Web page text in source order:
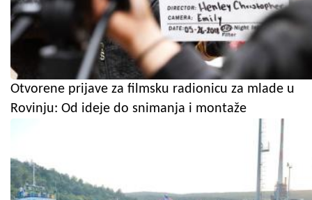
Otvorene prijave za filmsku radionicu za mlade u
Rovinju: Od ideje do snimanja i montaže